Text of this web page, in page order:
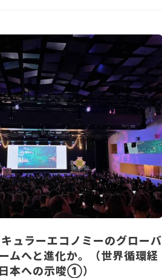
ュラーエコノミーのグローバ
ムへと進化か。（世界循環経
本への示唆①）